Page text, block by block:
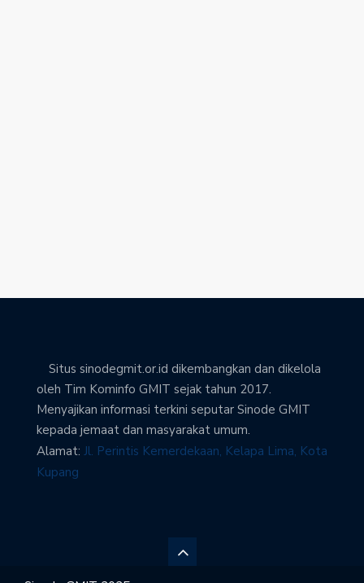
Situs sinodegmit.or.id dikembangkan dan dikelola
oleh Tim Kominfo GMIT sejak tahun 2017.
Menyajikan informasi terkini seputar Sinode GMIT
kepada jemaat dan masyarakat umum.
Alamat: Jl. Perintis Kemerdekaan, Kelapa Lima, Kota
Kupang